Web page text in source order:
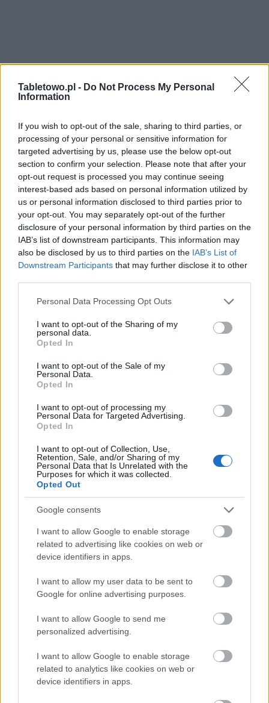
Tabletowo.pl - Do Not Process My Personal
Information
If you wish to opt-out of the sale, sharing to third parties, or
processing of your personal or sensitive information for
targeted advertising by us, please use the below opt-out
section to confirm your selection. Please note that after your
opt-out request is processed you may continue seeing
interest-based ads based on personal information utilized by
us or personal information disclosed to third parties prior to
your opt-out. You may separately opt-out of the further
disclosure of your personal information by third parties on the
IAB’s list of downstream participants. This information may
also be disclosed by us to third parties on the IAB’s List of
Downstream Participants that may further disclose it to other
Please note that this website/app uses one or more Google
not limited to your visit or usage behaviour. You may click to
grant or deny consent to Google and its third-party tags to
use your data for below specified purposes in below Google
consent section.
Personal Data Processing Opt Outs
I want to opt-out of the Sharing of my
personal data.
Opted In
I want to opt-out of the Sale of my
Personal Data.
Opted In
I want to opt-out of processing my
Personal Data for Targeted Advertising.
Opted In
I want to opt-out of Collection, Use,
Retention, Sale, and/or Sharing of my
Personal Data that Is Unrelated with the
Purposes for which it was collected.
Opted Out
Google consents
I want to allow Google to enable storage
related to advertising like cookies on web or
device identifiers in apps.
I want to allow my user data to be sent to
Google for online advertising purposes.
I want to allow Google to send me
personalized advertising.
I want to allow Google to enable storage
related to analytics like cookies on web or
device identifiers in apps.